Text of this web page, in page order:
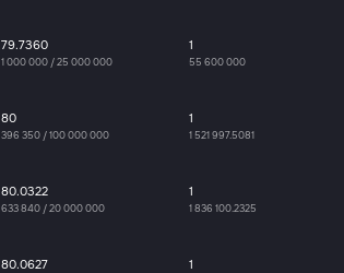
79.7360
1 000 000 /25 000 000
1
55 600 000
80
396 350 /100 000 000
1
1 521 997.5081
80.0322
633 840 /20 000 000
1
1 836 100.2325
80.0627 1